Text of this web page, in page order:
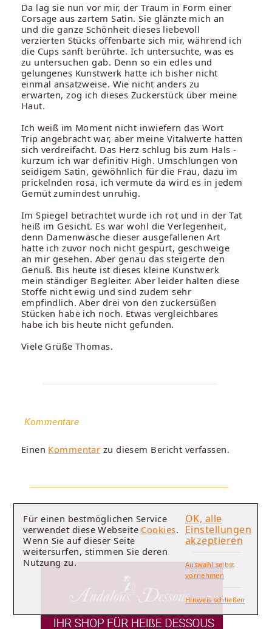
Da lag sie nun vor mir, der Traum in Form einer
Corsage aus zartem Satin. Sie glänzte mich an
und die ganze Schönheit dieses liebevoll
verzierten Stücks offenbarte sich mir, während ich
die Cups sanft berührte. Ich untersuchte, was es
zu untersuchen gab. Denn so ein edles und
gelungenes Kunstwerk hatte ich bisher nicht
einmal ansatzweise. Wie nicht anders zu
erwarten, zog ich dieses Zuckerstück über meine
Haut.
Ich weiß im Moment nicht inwiefern das Wort
Trip angebracht war, aber meine Vitalwerte hatten
sich verdreifacht. Das Herz schlug bis zum Hals -
kurzum ich war definitiv High. Umschlungen von
seidigem Satin, gewöhnlich für die Frau, dazu im
prickelnden rosa, ich vermute da wird es in jedem
Gemüt zumindest unruhig.
Im Spiegel betrachtet wurde ich rot und in der Tat
heiß im Gesicht. Es war wohl die Verlegenheit,
denn Damenwäsche dieser ausgefallenen Art
hatte ich zuvor noch nicht gespürt, geschweige
an mir gesehen. Aber genau das steigerte den
Genuß. Bis heute ist dieses kleine Kunstwerk
mein ständiger Begleiter. Aber leider halten diese
Stoffe nicht ewig und sind zudem sehr
empfindlich. Aber drei von den zuckersüßen
Stücken habe ich noch. Etwas vergleichbares
habe ich bis heute nicht gefunden.
Viele Grüße Thomas.
Kommentare
Einen Kommentar zu diesem Bericht verfassen.
Seite bearbeitet am 08.01.2024.
Für einen bestmöglichen Service
verwendet diese Webseite Cookies.
Wenn Sie auf dieser Seite
weitersurfen, stimmen Sie deren
Nutzung zu.
OK, alle
Einstellungen
akzeptieren
Auswahl selbst
vornehmen
Hinweis schließen